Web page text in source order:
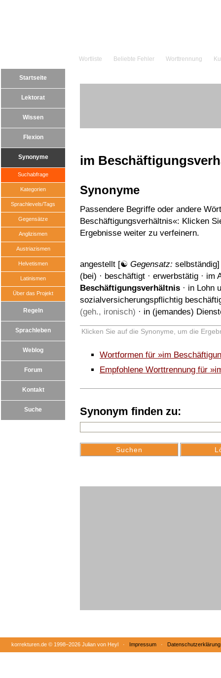
Wortliste Beliebte Fehler Worttrennung
Startseite
Lektorat
Wissen
Flexion
Synonyme
Suchabfrage
Kategorien
Sprachlevels/Tags
Gegensätze
Anglizismen
Austriazismen
Helvetismen
Latinismen
Über das Projekt
Regeln
Sprachleben
Weblog
Forum
Kontakt
Suche
im
Synonyme
Passendere Begriffe oder andere
Beschäftigungsverhältnis«: Klicken
Ergebnisse weiter zu verfeinern.
angestellt [☯ Gegensatz: selbständig
(bei) · beschäftigt · erwerbstätig · im
Beschäftigungsverhältnis · in Lohn
sozialversicherungspflichtig
(geh., ironisch) · in (jemandes)
Klicken Sie auf die Synonyme, um die
Wortformen für »im
Empfohlene Worttrennung für
Synonym finden zu:
korrekturen.de © 1998–2026 Julian von Heyl · Impressum · Datenschutzerklärung